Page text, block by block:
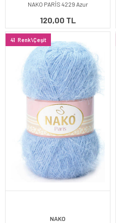
NAKO PARİS 4229 Azur
120,00 TL
41 Renk\Çeşit
NAKO